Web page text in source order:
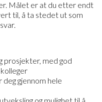
Målet er at du etter endt
til, å ta stedet ut som
prosjekter, med god
gjennom hele